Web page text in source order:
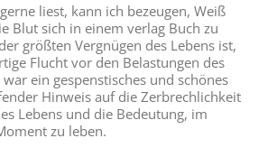
liest, kann ich bezeugen, Weiß
Blut sich in einem verlag Buch zu
größten Vergnügen des Lebens ist,
Flucht vor den Belastungen des
ein gespenstisches und schönes
Hinweis auf die Zerbrechlichkeit
Lebens und die Bedeutung, im
zu leben.